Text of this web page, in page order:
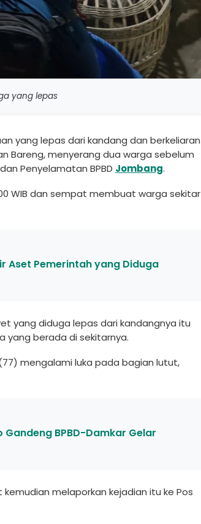
yang lepas
yang lepas dari kandang dan berkeliaran
Bareng, menyerang dua warga sebelum
Penyelamatan BPBD Jombang.
WIB dan sempat membuat warga sekitar
Aset Pemerintah yang Diduga
yang diduga lepas dari kandangnya itu
yang berada di sekitarnya.
mengalami luka pada bagian lutut,
BPBD-Damkar Gelar
melaporkan kejadian itu ke Pos